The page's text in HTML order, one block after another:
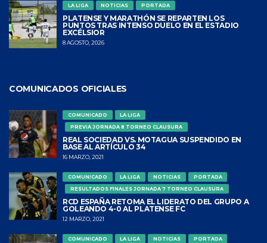
LA LIGA NOTICIAS PORTADA
PLATENSE Y MARATHÓN SE REPARTEN LOS
PUNTOS TRAS INTENSO DUELO EN EL ESTADIO
EXCÉLSIOR
8 AGOSTO, 2026
COMUNICADOS OFICIALES
COMUNICADO
LA LIGA
PREVIA JORNADA 8 TORNEO CLAUSURA
REAL SOCIEDAD VS. MOTAGUA SUSPENDIDO EN
BASE AL ARTÍCULO 34
16 MARZO, 2021
COMUNICADO LA LIGA NOTICIAS
PORTADA
RESULTADOS FINALES JORNADA 7 TORNEO CLAUSURA
RCD ESPAÑA RETOMA EL LIDERATO DEL GRUPO A
GOLEANDO 4-0 AL PLATENSE FC
12 MARZO, 2021
COMUNICADO LA LIGA NOTICIAS
PORTADA